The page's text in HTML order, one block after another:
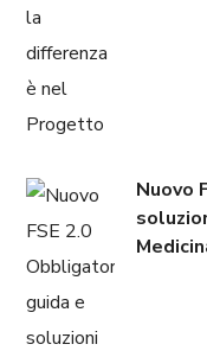
Nuovo